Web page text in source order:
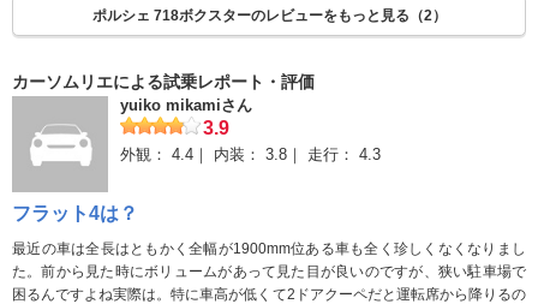
ターボーパワーと燃費がいい！！ オープンカーでの利便性 立
体車庫に幅180なのでOK
瞬間変速PDF 冬場はシートヒータはとてもありがたいです。
アイドリングストップの不自然さ（常にOFFにしてます） ブレ
ーキの鳴き MRによる熱のこもり ヘッドライト、テールレンズ
の曇り PCM特にナビの不便さ
ポルシェ 718ボクスターのレビューをもっと見る（2）
カーソムリエによる試乗レポート・評価
yuiko mikamiさん
3.9
外観： 4.4 内装： 3.8 走行： 4.3
フラット4は？
最近の車は全長はともかく全幅が1900mm位ある車も全く珍しくなくなりまし
た。前から見た時にボリュームがあって見た目が良いのですが、狭い駐車場で
困るんですよね実際は。特に車高が低くて2ドアクーペだと運転席から降りるの